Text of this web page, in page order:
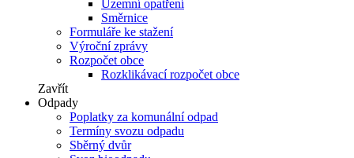
Územní opatření
Směrnice
Formuláře ke stažení
Výroční zprávy
Rozpočet obce
Rozklikávací rozpočet obce
Zavřít
Odpady
Poplatky za komunální odpad
Termíny svozu odpadu
Sběrný dvůr